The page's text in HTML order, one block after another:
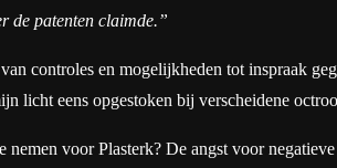
de patenten claimde.”
controles en mogelijkheden tot inspraak
licht eens opgestoken bij verscheidene
voor Plasterk? De angst voor